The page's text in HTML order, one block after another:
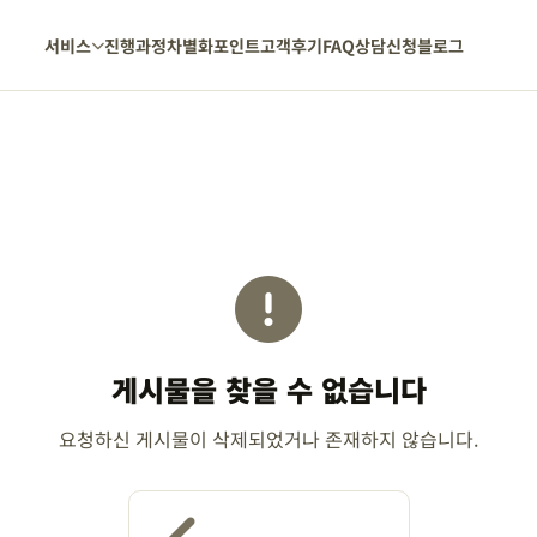
서비스 진행과정차별화포인트고객후기FAQ상담신청블로그
게시물을 찾을 수 없습니다
요청하신 게시물이 삭제되었거나 존재하지 않습니다.